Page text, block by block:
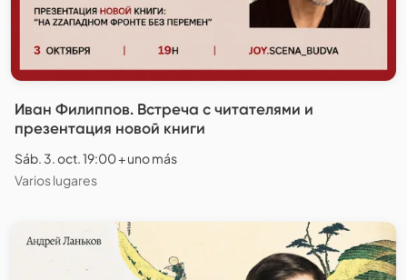
Иван Филиппов. Встреча с читателями и
презентация новой книги
Sáb. 3. oct. 19:00 + uno más
Varios lugares